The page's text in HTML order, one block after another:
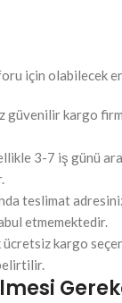
için olabilecek
güvenilir kargo
3-7 iş günü
teslimat
etmemektedir.
kargo